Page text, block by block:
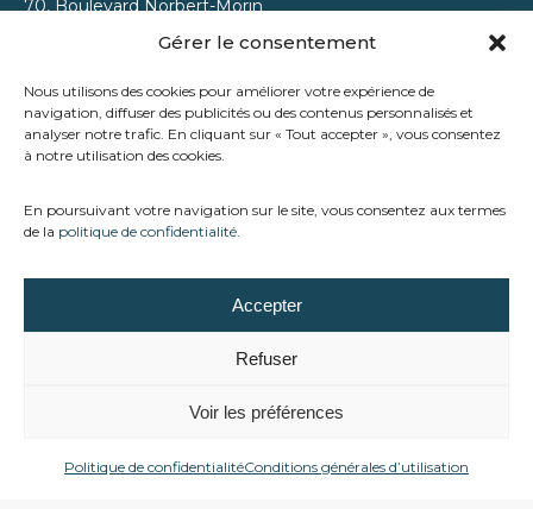
Gérer le consentement
Nous utilisons des cookies pour améliorer votre expérience de
navigation, diffuser des publicités ou des contenus personnalisés et
analyser notre trafic. En cliquant sur « Tout accepter », vous consentez
à notre utilisation des cookies.
En poursuivant votre navigation sur le site, vous consentez aux termes
de la politique de confidentialité.
Accepter
Refuser
Voir les préférences
Politique de confidentialitéConditions générales d’utilisation
70, Boulevard Norbert-Morin
Sainte-Agathe-des-Monts
(819) 326-5154
(819) 326-8978
Chez Trévi Ste-Agathe, nous accompagnons les familles
allient détente, plaisir et tranquillité d’esprit.